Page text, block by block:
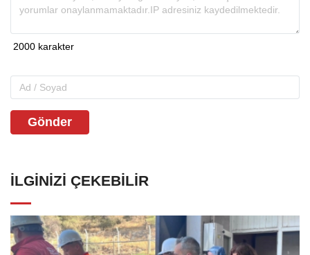
Gönder
İLGINIZI ÇEKEBILIR